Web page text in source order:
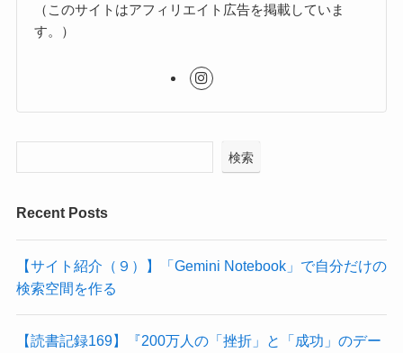
（このサイトはアフィリエイト広告を掲載していま
す。）
検索
Recent Posts
【サイト紹介（９）】「Gemini Notebook」で自分だけの
検索空間を作る
【読書記録169】『200万人の「挫折」と「成功」のデー